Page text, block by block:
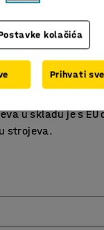
za ograđivanje
različitih širina
GUARD sustav
u skladu je s EU
strojeva.
kolačića
Prihvati